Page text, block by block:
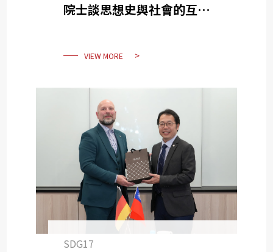
院士談思想史與社會的互動關
VIEW MORE
SDG17